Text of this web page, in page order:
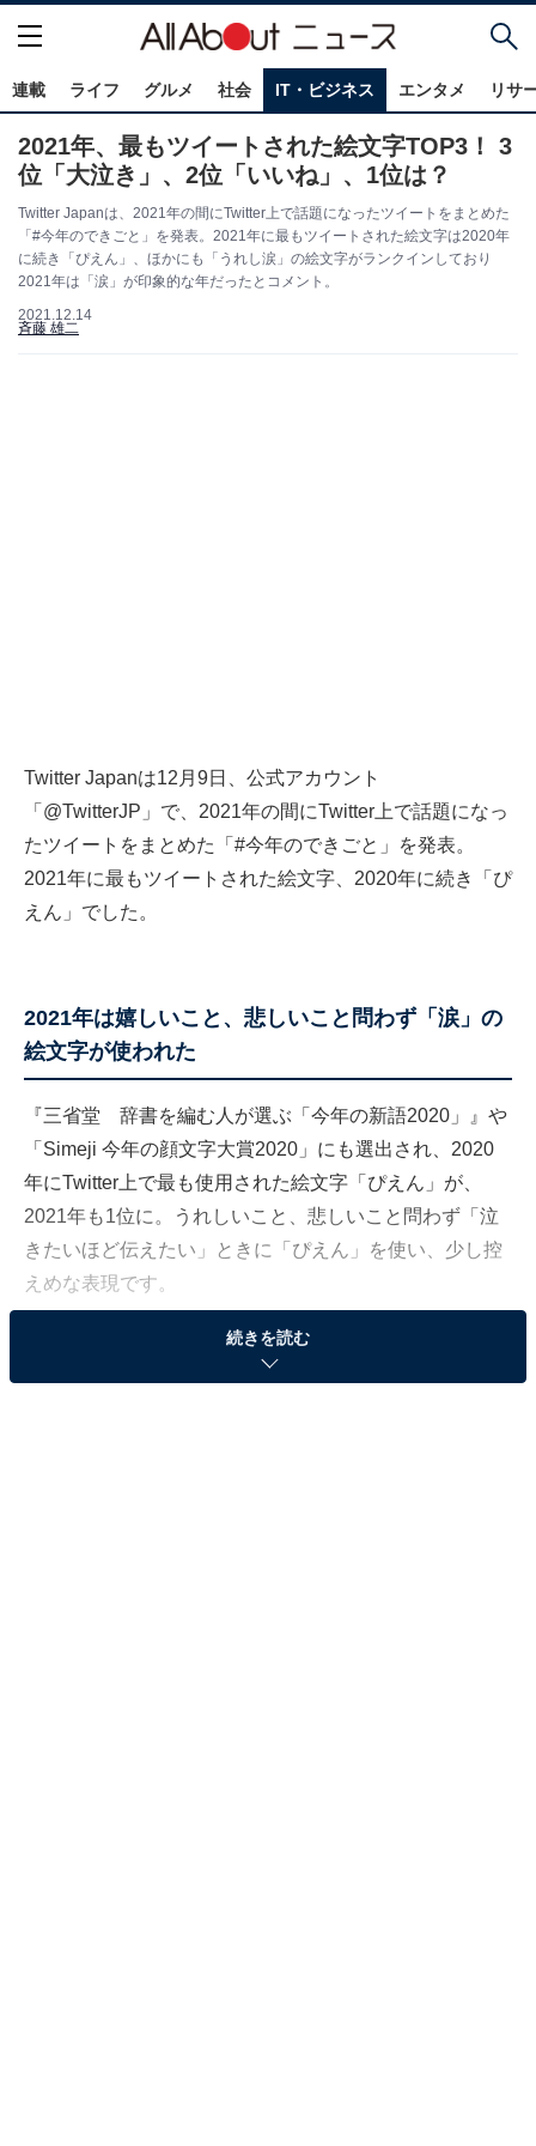
連載 ライフ グルメ 社会 IT・ビジネス エンタメ リサ
2021年、最もツイートされた絵文字TOP3！ 3
位「大泣き」、2位「いいね」、1位は？
Twitter Japanは、2021年の間にTwitter上で話題になったツイートをまとめた
「#今年のできごと」を発表。2021年に最もツイートされた絵文字は2020年
に続き「ぴえん」、ほかにも「うれし涙」の絵文字がランクインしており
2021年は「涙」が印象的な年だったとコメント。
2021.12.14
斉藤 雄二
Twitter Japanは12月9日、公式アカウント
「@TwitterJP」で、2021年の間にTwitter上で話題になっ
たツイートをまとめた「#今年のできごと」を発表。
2021年に最もツイートされた絵文字、2020年に続き「ぴ
えん」でした。
2021年は嬉しいこと、悲しいこと問わず「涙」の
絵文字が使われた
『三省堂 辞書を編む人が選ぶ「今年の新語2020」』や
「Simeji 今年の顔文字大賞2020」にも選出され、2020
年にTwitter上で最も使用された絵文字「ぴえん」が、
2021年も1位に。うれしいこと、悲しいこと問わず「泣
きたいほど伝えたい」ときに「ぴえん」を使い、少し控
えめな表現です。
続きを読む